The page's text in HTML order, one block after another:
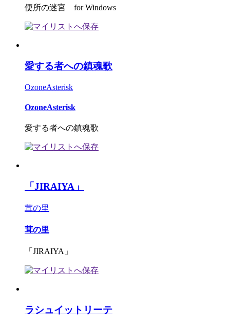
便所の迷宮 for Windows
愛する者への鎮魂歌
OzoneAsterisk
OzoneAsterisk
愛する者への鎮魂歌
「JIRAIYA」
茸の里
茸の里
「JIRAIYA」
ラシュイットリーテ